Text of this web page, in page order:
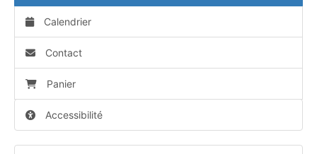
Calendrier
Contact
Panier
Accessibilité